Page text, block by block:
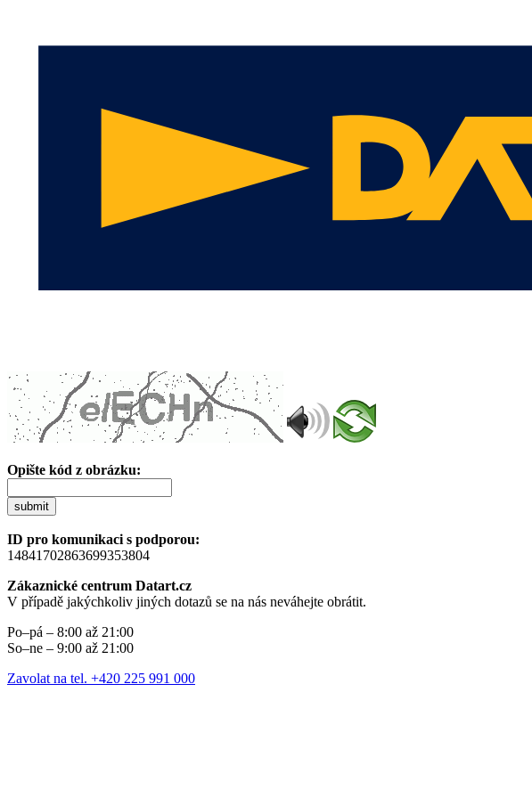
Opište kód z obrázku:
submit
ID pro komunikaci s podporou:
14841702863699353804
Zákaznické centrum Datart.cz
V případě jakýchkoliv jiných dotazů se na nás neváhejte obrátit.
Po–pá – 8:00 až 21:00
So–ne – 9:00 až 21:00
Zavolat na tel. +420 225 991 000